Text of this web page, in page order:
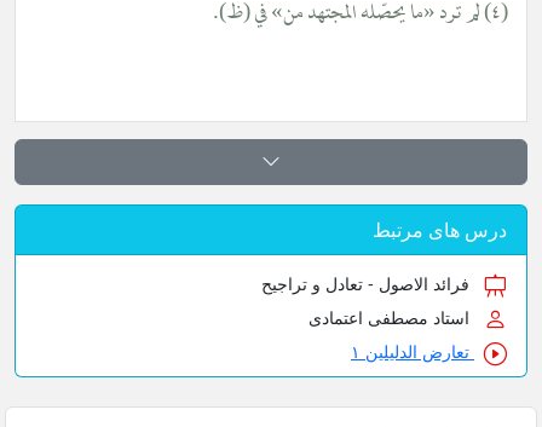
های مرتبط
فرائد الاصول - تعادل و تراجیح
استاد مصطفی اعتمادی
تعارض الدلیلین ۱